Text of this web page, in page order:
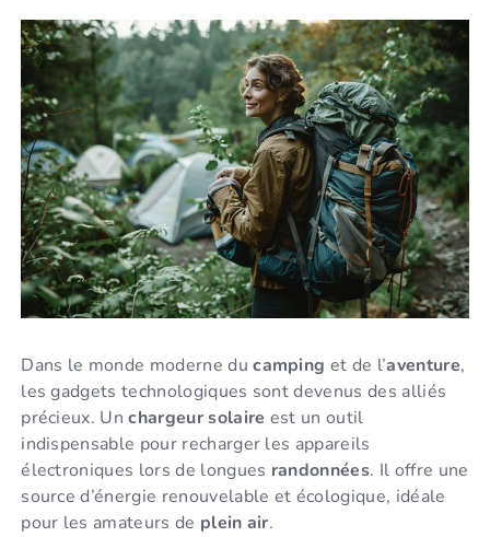
Dans le monde moderne ducamping et de l’aventure,
les gadgets technologiques sont devenus des alliés
précieux. Unchargeur solaire est un outil
indispensable pour recharger les appareils
électroniques lors de longues randonnées. Il offre une
source d’énergie renouvelable et écologique, idéale
pour les amateurs de plein air.